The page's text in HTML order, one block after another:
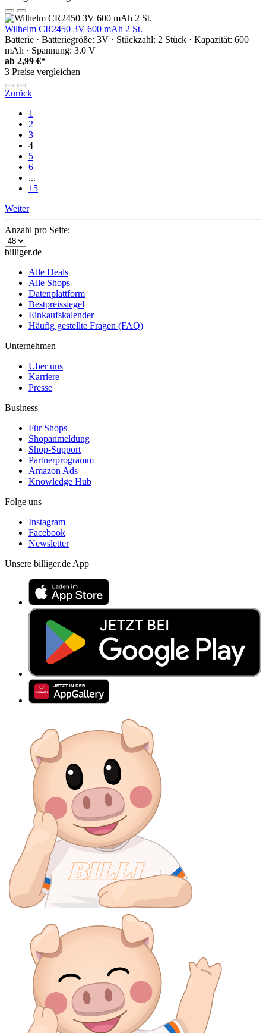
Wilhelm CR2450 3V 600 mAh 2 St.
Batterie · Batteriegröße: 3V · Stückzahl: 2 Stück · Kapazität: 600
mAh · Spannung: 3.0 V
ab 2,99 €*
3 Preise vergleichen
Zurück
1
2
3
4
5
6
...
15
Weiter
Anzahl pro Seite:
billiger.de
Alle Deals
Alle Shops
Datenplattform
Bestpreissiegel
Einkaufskalender
Häufig gestellte Fragen (FAQ)
Unternehmen
Über uns
Karriere
Presse
Business
Für Shops
Shopanmeldung
Shop-Support
Partnerprogramm
Amazon Ads
Knowledge Hub
Folge uns
Instagram
Facebook
Newsletter
Unsere billiger.de App